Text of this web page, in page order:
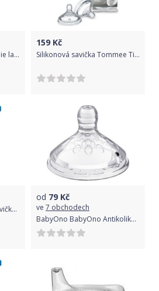
Set saviček 2 ks Vulli Sophie la girafe
159 Kč
Silikonová savička Tommee Tippee C2N 0 +, 2 ks - 0/3měsíců
Silikonová anatomická savička 2 ks Canpol Babies, 0m+
od 79 Kč
ve 7 obchodech
BabyOno BabyOno Antikoliková savička Natural - 0m+